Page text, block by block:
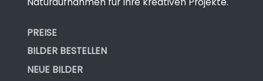
PREISE
BILDER BESTELLEN
NEUE BILDER